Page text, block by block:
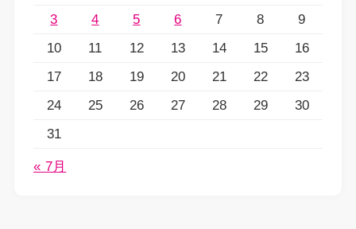
3
4 5 6 7 8
9
10
11 12 13 14 15
16
17
18 19 20 21 22
23
24
25 26 27 28 29
30
31
« 7月